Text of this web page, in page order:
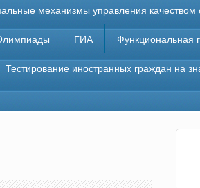
механизмы управления качеством
ГИА Функциональная
Тестирование иностранных граждан на